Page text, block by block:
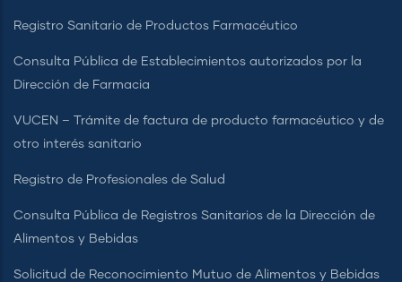
Registro Sanitario de Productos Farmacéutico
Consulta Pública de Establecimientos autorizados por la
Dirección de Farmacia
VUCEN – Trámite de factura de producto farmacéutico y de
otro interés sanitario
Registro de Profesionales de Salud
Consulta Pública de Registros Sanitarios de la Dirección de
Alimentos y Bebidas
Solicitud de Reconocimiento Mutuo de Alimentos y Bebidas